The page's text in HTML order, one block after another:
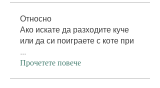
Относно
Ако искате да разходите куче
или да си поиграете с коте при
...
Прочетете повече